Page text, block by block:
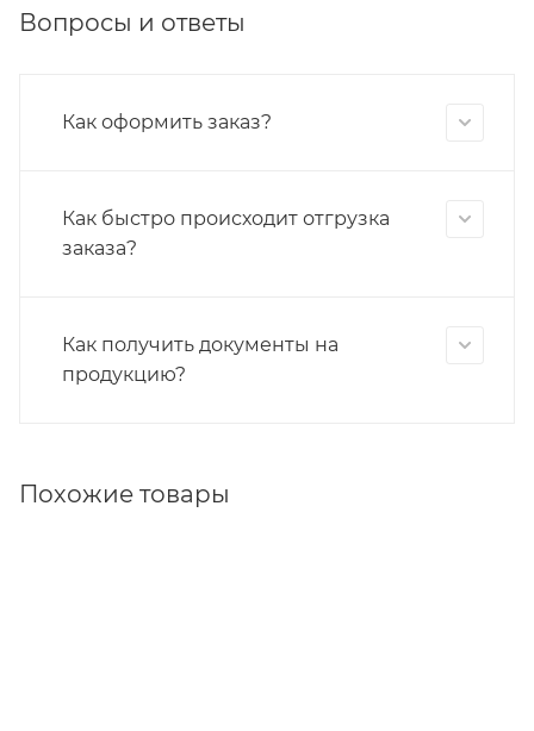
Вопросы и ответы
Как оформить заказ?
Как быстро происходит отгрузка
заказа?
Как получить документы на
продукцию?
Похожие товары